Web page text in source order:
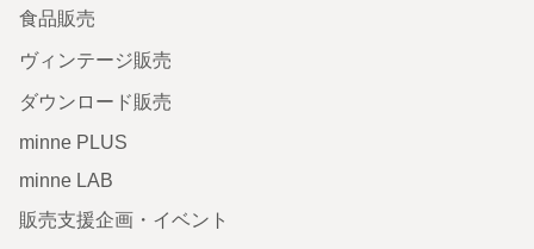
食品販売
ヴィンテージ販売
ダウンロード販売
minne PLUS
minne LAB
販売支援企画・イベント